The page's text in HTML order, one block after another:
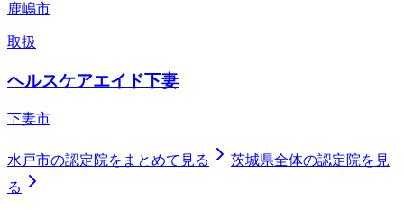
鹿嶋市
取扱
ヘルスケアエイド下妻
下妻市
水戸市の認定院をまとめて見る 茨城県全体の認定院を見
る